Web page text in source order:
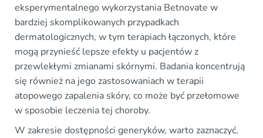
eksperymentalnego wykorzystania Betnovate w
bardziej skomplikowanych przypadkach
dermatologicznych, w tym terapiach łączonych, które
mogą przynieść lepsze efekty u pacjentów z
przewlekłymi zmianami skórnymi. Badania koncentrują
się również na jego zastosowaniach w terapii
atopowego zapalenia skóry, co może być przełomowe
w sposobie leczenia tej choroby.
W zakresie dostępności generyków, warto zaznaczyć,